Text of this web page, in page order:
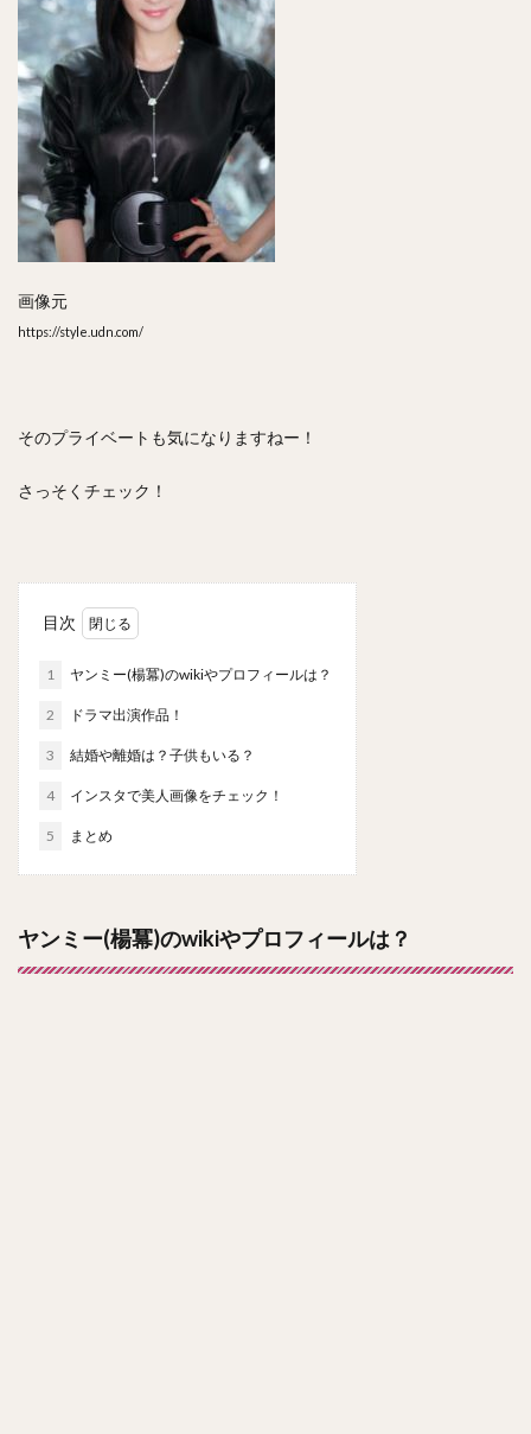
画像元
https://style.udn.com/
そのプライベートも気になりますねー！
さっそくチェック！
目次
1 ヤンミー(楊冪)のwikiやプロフィールは？
2 ドラマ出演作品！
3 結婚や離婚は？子供もいる？
4 インスタで美人画像をチェック！
5 まとめ
ヤンミー(楊冪)のwikiやプロフィールは？